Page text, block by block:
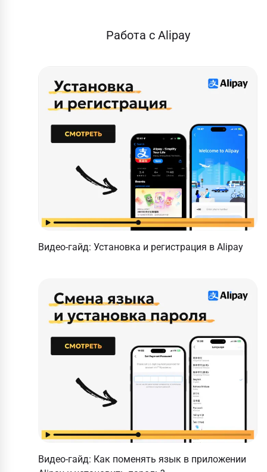
Работа с Alipay
Видео-гайд: Установка и регистрация в Alipay
Видео-гайд: Как поменять язык в приложении